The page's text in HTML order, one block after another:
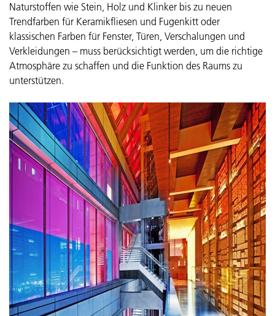
Naturstoffen wie Stein, Holz und Klinker bis zu neuen
Trendfarben für Keramikfliesen und Fugenkitt oder
klassischen Farben für Fenster, Türen, Verschalungen und
Verkleidungen – muss berücksichtigt werden, um die richtige
Atmosphäre zu schaffen und die Funktion des Raums zu
unterstützen.